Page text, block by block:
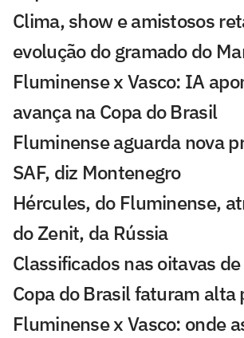
Clima, show e amistosos
evolução do gramado do
Fluminense x Vasco: IA
avança na Copa do Brasil
Fluminense aguarda nova
SAF, diz Montenegro
Hércules, do Fluminense,
do Zenit, da Rússia
Classificados nas oitavas
Copa do Brasil faturam alta
Fluminense x Vasco: onde